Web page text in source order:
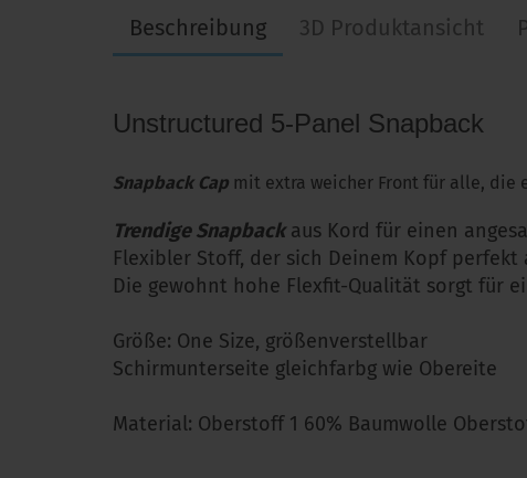
Beschreibung 3D Produktansicht
Unstructured 5-Panel Snapback
Snapback Cap mit extra weicher Front für alle, die
Trendige Snapbackaus Kord für einen
Flexibler Stoff, der sich Deinem Kopf perfekt
Die gewohnt hohe Flexfit-Qualität sorgt für
Größe: One Size, größenverstellbar
Schirmunterseite gleichfarbg wie Obereite
Material: Oberstoff 1 60% Baumwolle